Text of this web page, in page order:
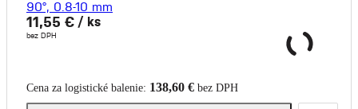
90°, 0.8-10 mm
11,55 € / ks
bez DPH
Cena za logistické balenie: 138,60 € bez DPH